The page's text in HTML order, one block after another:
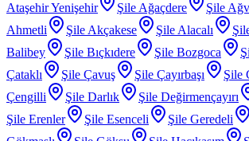
Ataşehir Yenişehir
Şile Ağaçdere Şile
Ahmetli
Şile Akçakese Şile Alacalı
Balibey
Şile Bıçkıdere Şile Bozgoca
Çataklı
Şile Çavuş Şile Çayırbaşı Şile
Çengilli
Şile Darlık Şile Değirmençayırı
Şile Erenler
Şile Esenceli Şile Geredeli